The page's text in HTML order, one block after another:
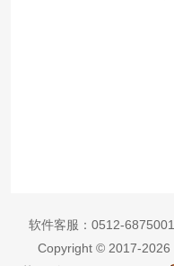
软件客服： 0512-
Copyright © 2017-